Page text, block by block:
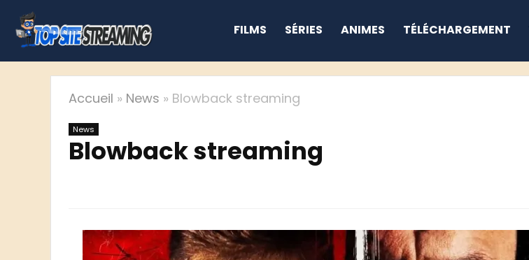
FILMS SÉRIES ANIMES TÉLÉCHARGEMENT
Accueil » News » Blowback streaming
News
Blowback streaming